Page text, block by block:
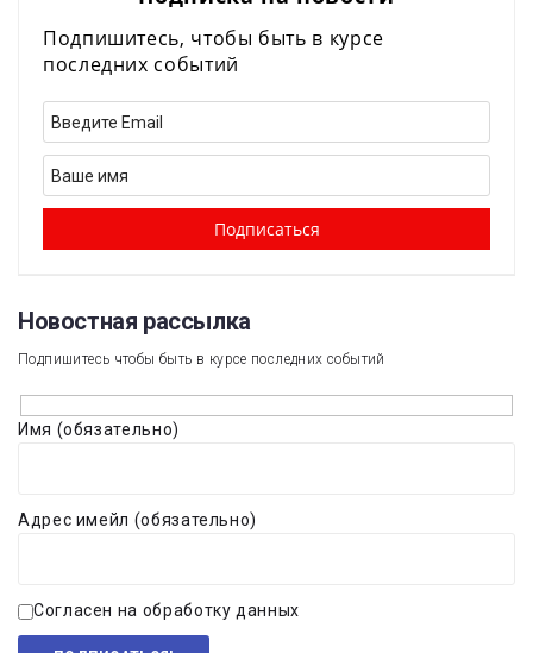
Подпишитесь, чтобы быть в курсе
последних событий
Новостная рассылка​
Подпишитесь чтобы быть в курсе последних событий
Имя (обязательно)
Адрес имейл (обязательно)
Согласен на обработку данных